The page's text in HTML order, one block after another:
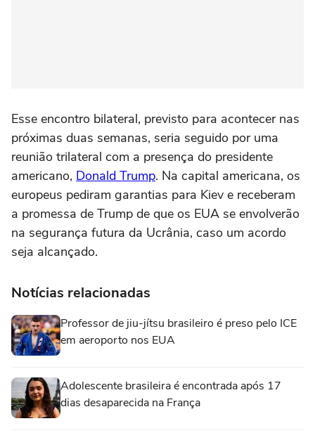
Esse encontro bilateral, previsto para acontecer nas
próximas duas semanas, seria seguido por uma
reunião trilateral com a presença do presidente
americano, Donald Trump. Na capital americana, os
europeus pediram garantias para Kiev e receberam
a promessa de Trump de que os EUA se envolverão
na segurança futura da Ucrânia, caso um acordo
seja alcançado.
Notícias relacionadas
Professor de jiu-jítsu brasileiro é preso pelo ICE
em aeroporto nos EUA
Adolescente brasileira é encontrada após 17
dias desaparecida na França